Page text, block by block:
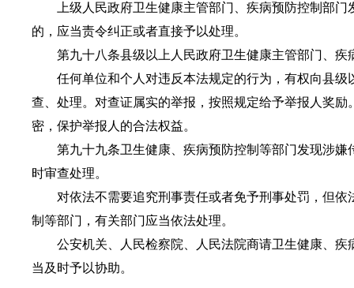
上级人民政府卫生健康主管部门、疾病预防控制部门
的，应当责令纠正或者直接予以处理。
第九十八条县级以上人民政府卫生健康主管部门、疾
任何单位和个人对违反本法规定的行为，有权向县级
查、处理。对查证属实的举报，按照规定给予举报人奖
密，保护举报人的合法权益。
第九十九条卫生健康、疾病预防控制等部门发现涉嫌
时审查处理。
对依法不需要追究刑事责任或者免予刑事处罚，但依
制等部门，有关部门应当依法处理。
公安机关、人民检察院、人民法院商请卫生健康、疾
当及时予以协助。